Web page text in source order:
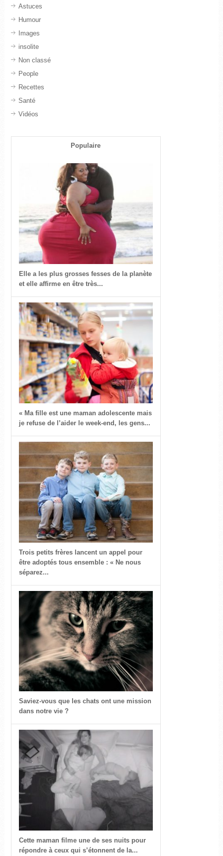
Astuces
Humour
Images
insolite
Non classé
People
Recettes
Santé
Vidéos
Populaire
Elle a les plus grosses fesses de la planète
et elle affirme en être très...
« Ma fille est une maman adolescente mais
je refuse de l’aider le week-end, les gens...
Trois petits frères lancent un appel pour
être adoptés tous ensemble : « Ne nous
séparez...
Saviez-vous que les chats ont une mission
dans notre vie ?
Cette maman filme une de ses nuits pour
répondre à ceux qui s’étonnent de la...